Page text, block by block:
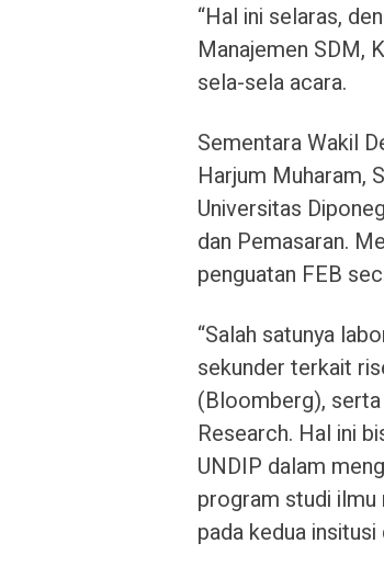
“Hal ini selaras,
Manajemen SDM,
sela-sela acara.
Sementara Wakil
Harjum Muharam,
Universitas
dan Pemasaran.
penguatan FEB
“Salah satunya
sekunder terkait
(Bloomberg),
Research. Hal ini
UNDIP dalam
program studi ilmu
pada kedua insitusi